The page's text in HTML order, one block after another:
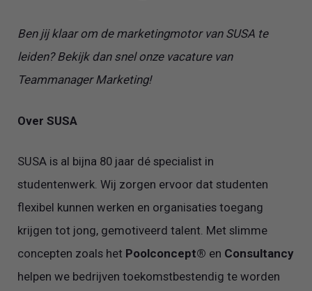
Ben jij klaar om de marketingmotor van SUSA te
leiden? Bekijk dan snel onze vacature van
Teammanager Marketing!
Over SUSA
SUSA is al bijna 80 jaar dé specialist in
studentenwerk. Wij zorgen ervoor dat studenten
flexibel kunnen werken en organisaties toegang
krijgen tot jong, gemotiveerd talent. Met slimme
concepten zoals het Poolconcept® en Consultancy
helpen we bedrijven toekomstbestendig te worden